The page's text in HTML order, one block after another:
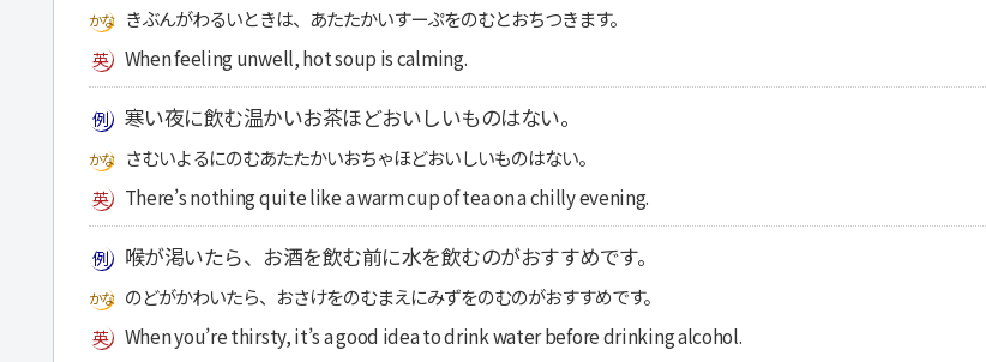
きぶんがわるいときは、あたたかいすーぷをのむとおちつきます。
When feeling unwell, hot soup is calming.
寒い夜に飲む温かいお茶ほどおいしいものはない。
さむいよるにのむあたたかいおちゃほどおいしいものはない。
There’s nothing quite like a warm cup of tea on a chilly evening.
喉が渇いたら、お酒を飲む前に水を飲むのがおすすめです。
のどがかわいたら、おさけをのむまえにみずをのむのがおすすめです。
When you’re thirsty, it’s a good idea to drink water before drinking alcohol.